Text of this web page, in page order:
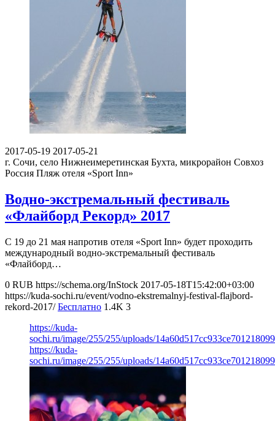
2017-05-19 2017-05-21
г. Сочи, село Нижнеимеретинская Бухта, микрорайон Совхоз
Россия Пляж отеля «Sport Inn»
Водно-экстремальный фестиваль
«Флайборд Рекорд» 2017
С 19 до 21 мая напротив отеля «Sport Inn» будет проходить
международный водно-экстремальный фестиваль
«Флайборд…
0 RUB https://schema.org/InStock 2017-05-18T15:42:00+03:00
https://kuda-sochi.ru/event/vodno-ekstremalnyj-festival-flajbord-
rekord-2017/ Бесплатно 1.4K 3
https://kuda-
sochi.ru/image/255/255/uploads/
https://kuda-
sochi.ru/image/255/255/uploads/